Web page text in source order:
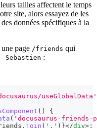
tailles affectent le temps
site, alors essayez de les
des données spécifiques à la
page /friends qui
Sebastien :
useGlobalData'
( )
{
( 'docusaurus-
. join ( ',' ) }</div> ;